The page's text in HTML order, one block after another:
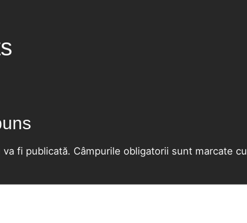
va fi publicată. Câmpurile obligatorii sunt marcate cu